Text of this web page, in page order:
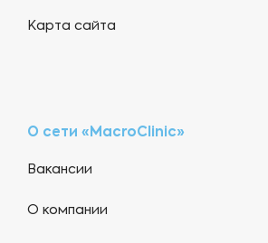
Карта сайта
О сети «MacroClinic»
Вакансии
О компании